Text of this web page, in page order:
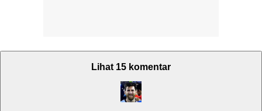
Lihat 15 komentar